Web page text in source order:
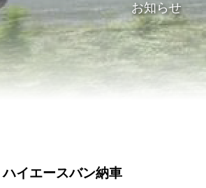
お知らせ
ハイエースバン納車